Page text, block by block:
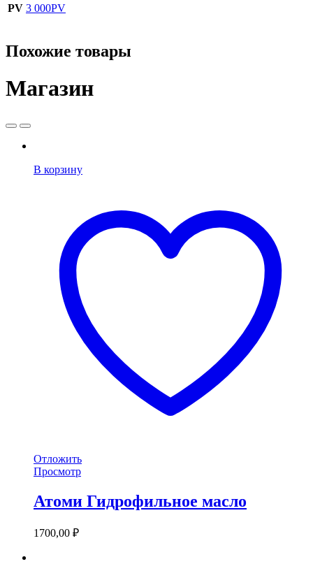
PV 3 000PV
Похожие товары
Магазин
В корзину
Отложить
Просмотр
Атоми Гидрофильное масло
1700,00 ₽